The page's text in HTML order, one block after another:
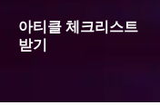
아티클 체크리스트
받기